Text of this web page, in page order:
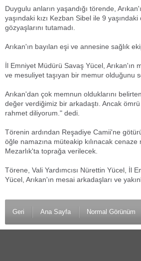
Duygulu anların yaşandığı törende,
yaşındaki kızı Kezban Sibel ile 9
gözyaşlarını tutamadı.
Arıkan'ın bayılan eşi ve annesine sağlık
İl Emniyet Müdürü Savaş Yücel, Arıkan'ın
ve mesuliyet taşıyan bir memur olduğunu
Arıkan'dan çok memnun olduklarını
değer verdiğimiz bir arkadaştı. Ancak
rahmet diliyorum." dedi.
Törenin ardından Reşadiye Camii'ne
öğle namazına müteakip kılınacak cenaze
Mezarlık'ta toprağa verilecek.
Törene, Vali Yardımcısı Nürettin Yücel, İl
Yücel, Arıkan'ın mesai arkadaşları ve
Geri Ana Sayfa Normal Görünüm